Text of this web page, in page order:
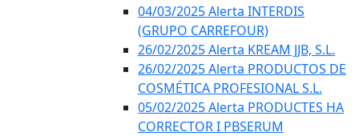
04/03/2025 Alerta INTERDIS
(GRUPO CARREFOUR)
26/02/2025 Alerta KREAM JJB, S.L.
26/02/2025 Alerta PRODUCTOS DE
COSMÉTICA PROFESIONAL S.L.
05/02/2025 Alerta PRODUCTES HA
CORRECTOR I PBSERUM